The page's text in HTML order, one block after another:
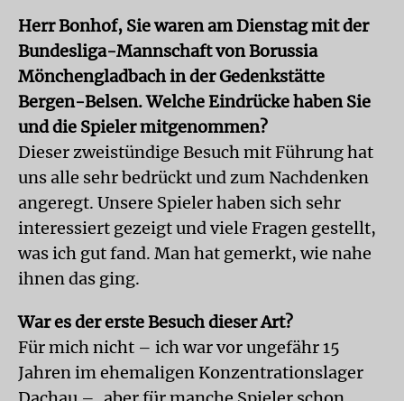
Herr Bonhof, Sie waren am Dienstag mit der
Bundesliga-Mannschaft von Borussia
Mönchengladbach in der Gedenkstätte
Bergen-Belsen. Welche Eindrücke haben Sie
und die Spieler mitgenommen?
Dieser zweistündige Besuch mit Führung hat
uns alle sehr bedrückt und zum Nachdenken
angeregt. Unsere Spieler haben sich sehr
interessiert gezeigt und viele Fragen gestellt,
was ich gut fand. Man hat gemerkt, wie nahe
ihnen das ging.
War es der erste Besuch dieser Art?
Für mich nicht – ich war vor ungefähr 15
Jahren im ehemaligen Konzentrationslager